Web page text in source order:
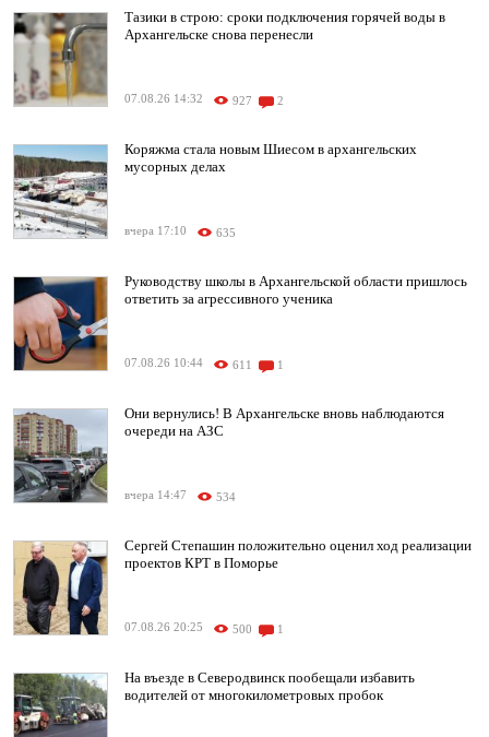
Тазики в строю: сроки подключения горячей воды в
Архангельске снова перенесли
07.08.26 14:32 927 2
Коряжма стала новым Шиесом в архангельских
мусорных делах
вчера 17:10 635
Руководству школы в Архангельской области пришлось
ответить за агрессивного ученика
07.08.26 10:44 611 1
Они вернулись! В Архангельске вновь наблюдаются
очереди на АЗС
вчера 14:47 534
Сергей Степашин положительно оценил ход реализации
проектов КРТ в Поморье
07.08.26 20:25 500 1
На въезде в Северодвинск пообещали избавить
водителей от многокилометровых пробок